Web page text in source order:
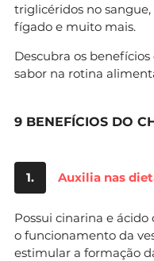
triglicéridos no
fígado e muito mais.
Descubra os
sabor na rotina
9 BENEFÍCIOS DO
1. Auxilia nas
Possui cinarina e
o funcionamento da
estimular a formação